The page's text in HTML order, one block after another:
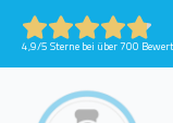
4,9/5 Sterne bei über 700